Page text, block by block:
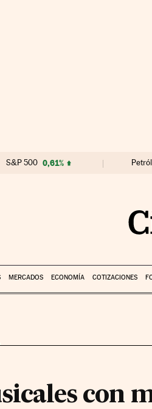
S&P 500 0,61%
MERCADOS ECONOMÍA COTIZACIONES
con